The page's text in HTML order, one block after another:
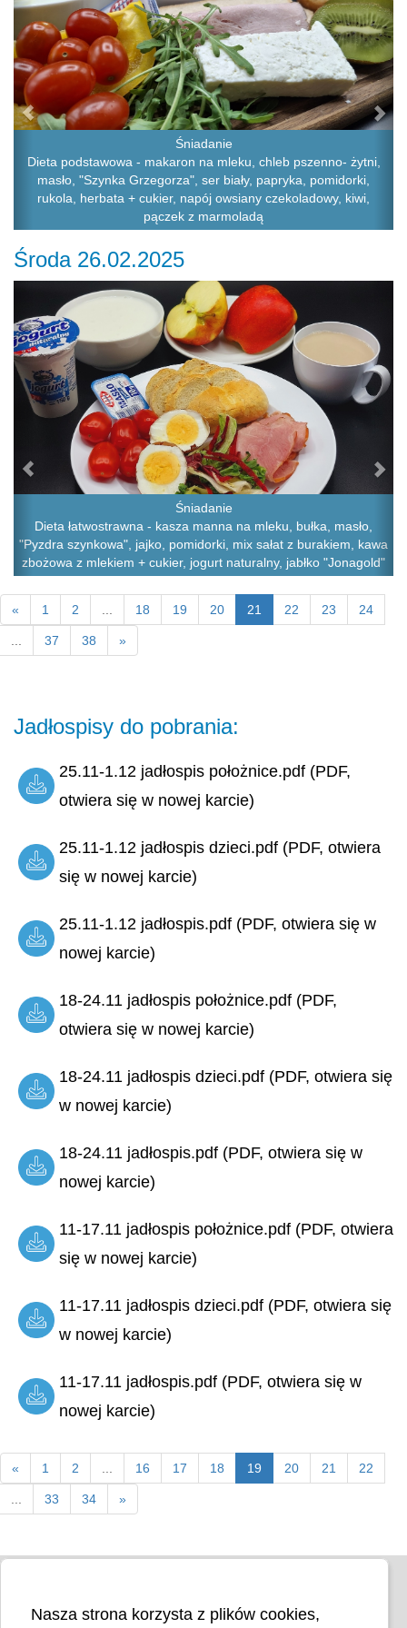
Śniadanie
Dieta podstawowa - makaron na mleku, chleb pszenno- żytni,
masło, "Szynka Grzegorza", ser biały, papryka, pomidorki,
rukola, herbata + cukier, napój owsiany czekoladowy, kiwi,
pączek z marmoladą
Środa 26.02.2025
Śniadanie
Dieta łatwostrawna - kasza manna na mleku, bułka, masło,
"Pyzdra szynkowa", jajko, pomidorki, mix sałat z burakiem, kawa
zbożowa z mlekiem + cukier, jogurt naturalny, jabłko "Jonagold"
Previous
« 1 2 18 19 20 21 22 23 24
37 38 »
Jadłospisy do pobrania:
25.11-1.12 jadłospis położnice.pdf (PDF,
otwiera się w nowej karcie)
25.11-1.12 jadłospis dzieci.pdf (PDF, otwiera
się w nowej karcie)
25.11-1.12 jadłospis.pdf (PDF, otwiera się w
nowej karcie)
18-24.11 jadłospis położnice.pdf (PDF,
otwiera się w nowej karcie)
18-24.11 jadłospis dzieci.pdf (PDF, otwiera się
w nowej karcie)
18-24.11 jadłospis.pdf (PDF, otwiera się w
nowej karcie)
11-17.11 jadłospis położnice.pdf (PDF, otwiera
się w nowej karcie)
11-17.11 jadłospis dzieci.pdf (PDF, otwiera się
w nowej karcie)
11-17.11 jadłospis.pdf (PDF, otwiera się w
nowej karcie)
« 1 2 16 17 18 19 20 21 22
33 34 »
Nasza strona korzysta z plików cookies,